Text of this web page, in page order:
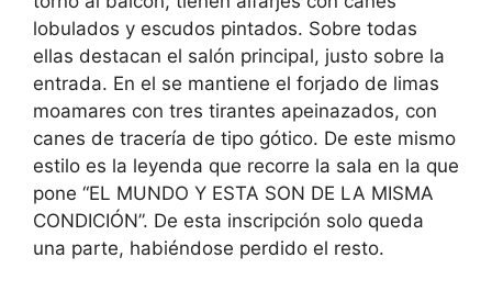
lobulados y escudos pintados. Sobre todas
ellas destacan el salón principal, justo sobre la
entrada. En el se mantiene el forjado de limas
moamares con tres tirantes apeinazados, con
canes de tracería de tipo gótico. De este mismo
estilo es la leyenda que recorre la sala en la que
pone “EL MUNDO Y ESTA SON DE LA MISMA
CONDICIÓN”. De esta inscripción solo queda
una parte, habiéndose perdido el resto.